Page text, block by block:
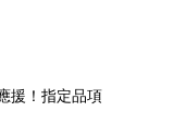
援！指定品項